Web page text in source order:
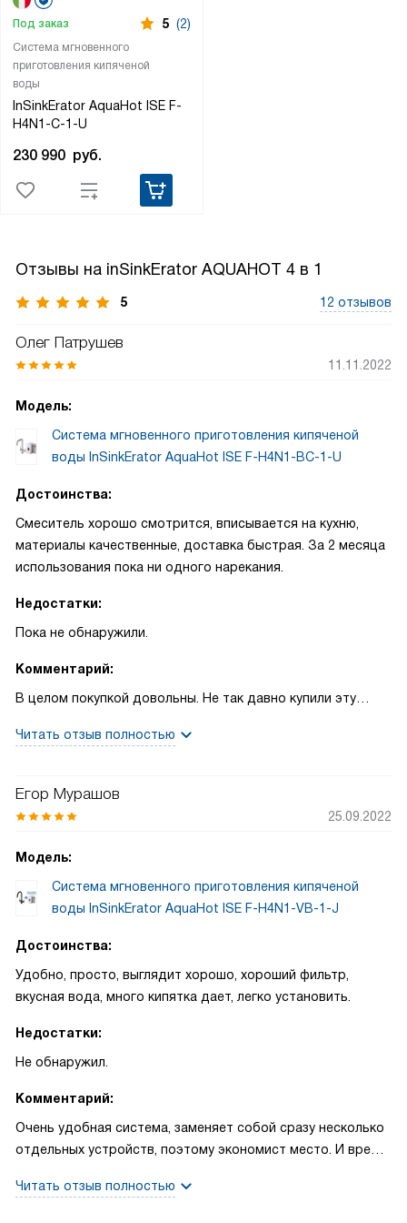
Система мгновенного
приготовления кипяченой
воды
InSinkErator AquaHot ISE F-
H4N1-C-1-U
Под заказ 5 (2)
230 990 руб.
Отзывы на inSinkErator AQUAHOT 4 в 1
5 12 отзывов
Олег Патрушев
11.11.2022
Модель:
Система мгновенного приготовления кипяченой
воды InSinkErator AquaHot ISE F-H4N1-BC-1-U
Достоинства:
Смеситель хорошо смотрится, вписывается на кухню,
материалы качественные, доставка быстрая. За 2 месяца
использования пока ни одного нарекания.
Недостатки:
Пока не обнаружили.
Комментарий:
В целом покупкой довольны. Не так давно купили эту
пользоваться, когда готовишь еду, которая нуждается в
которые должны быть горячими. Можно мыть овощи или
вариант. По поводу покупки могу сказать, что здесь все
сидя на диване, привезли прямо домой. Не пришлось
никуда ходить. Цены не завышены, менеджеры вежливые.
Удобная оплата, хоть налом хоть картой. Привезли
Инструкция подробная все понятно. Фильтр можно
менять. Подключать легко. Работает тихо, шума не
создает совсем, в отличие от чайника. Фильтр хороший
приятной на вкус, без запаха и цвета. Накипи нет. Можно
регулировать температуру, если надо. Делать ниже. Выше.
Рычаг для водопроводной воды работает нормально.
Холодная вода по нажатию на кнопке идет.
Электричества тратит мало. Не перегорит. Есть защитное
отключение, оно срабатывает если нет воды. Есть замок
Читать отзыв полностью
Егор Мурашов
25.09.2022
Модель:
Система мгновенного приготовления кипяченой
воды InSinkErator AquaHot ISE F-H4N1-VB-1-J
Достоинства:
Удобно, просто, выглядит хорошо, хороший фильтр,
вкусная вода, много кипятка дает, легко установить.
Недостатки:
Не обнаружил.
Комментарий:
Очень удобная система, заменяет собой сразу несколько
отдельных устройств, поэтому экономист место. И время
или закипит чайник. Управление очень простое, два
Читать отзыв полностью